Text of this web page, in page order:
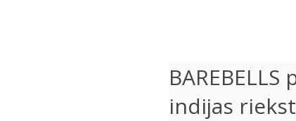
indijas